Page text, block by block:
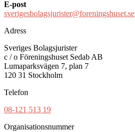
E-post
sverigesbolagsjurister@foreningshuset.se
Adress
Sveriges Bolagsjurister
c / o Föreningshuset Sedab AB
Lumaparksvägen 7, plan 7
120 31 Stockholm
Telefon
08-121 513 19
Organisationsnummer